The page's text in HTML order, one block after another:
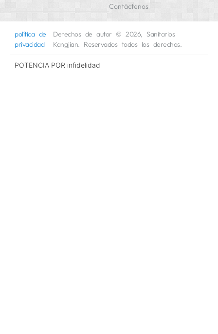
Contáctenos
política de
privacidad
Derechos de autor © 2026, Sanitarios
Kangjian. Reservados todos los derechos.
POTENCIA POR infidelidad